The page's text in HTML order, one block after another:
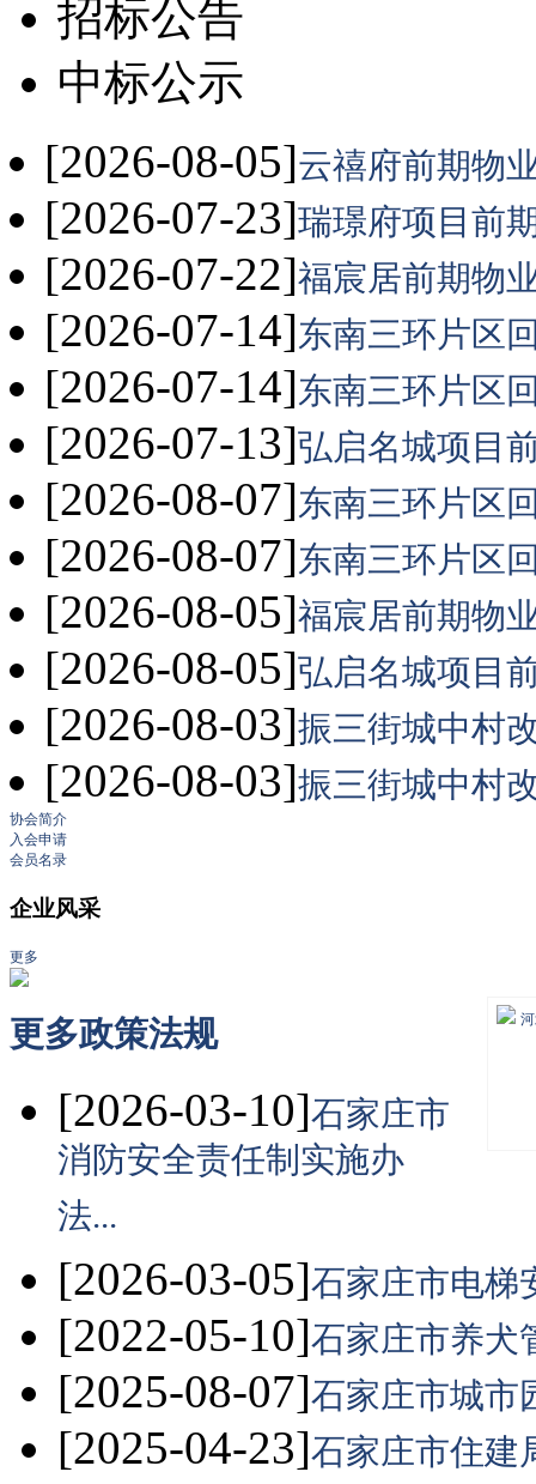
招标公告
中标公示
[2026-08-05]云禧府前期物
[2026-07-23]瑞璟府项目前
[2026-07-22]福宸居前期物
[2026-07-14]东南三环片区
[2026-07-14]东南三环片区
[2026-07-13]弘启名城项目
[2026-08-07]东南三环片区
[2026-08-07]东南三环片区
[2026-08-05]福宸居前期物
[2026-08-05]弘启名城项目
[2026-08-03]振三街城中村
[2026-08-03]振三街城中村
协会简介
入会申请
会员名录
企业风采
更多
更多政策法规
[2026-03-10]石家庄市
消防安全责任制实施办
法...
[2026-03-05]石家庄市电梯
[2022-05-10]石家庄市养犬
[2025-08-07]石家庄市城市
[2025-04-23]石家庄市住建